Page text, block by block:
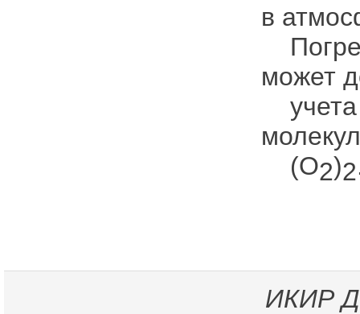
в
может
учета
(O2)2
ИКИР